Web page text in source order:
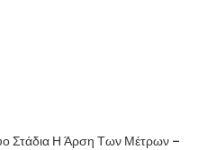
Στάδια Η Άρση Των Μέτρων –